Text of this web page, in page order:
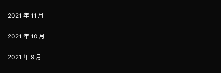
2021 年 11 月
2021 年 10 月
2021 年 9 月